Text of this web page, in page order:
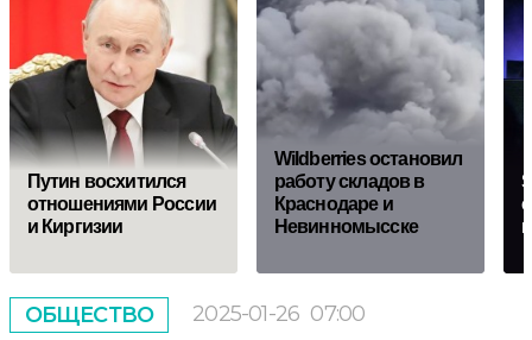
Путин восхитился
отношениями России
и Киргизии
Wildberries остановил
работу складов в
Краснодаре и
Невинномысске
ОБЩЕСТВО 2025-01-26 07:00